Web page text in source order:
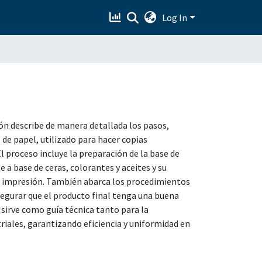
Log In
describe de manera detallada los pasos,
papel, utilizado para hacer copias
incluye la preparación de la base de
base de ceras, colorantes y aceites y su
También abarca los procedimientos
que el producto final tenga una buena
como guía técnica tanto para la
garantizando eficiencia y uniformidad en